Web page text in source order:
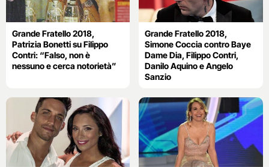
Grande Fratello 2018,
Patrizia Bonetti su Filippo
Contri: “Falso, non è
nessuno e cerca notorietà”
Grande Fratello 2018,
Simone Coccia contro Baye
Dame Dia, Filippo Contri,
Danilo Aquino e Angelo
Sanzio